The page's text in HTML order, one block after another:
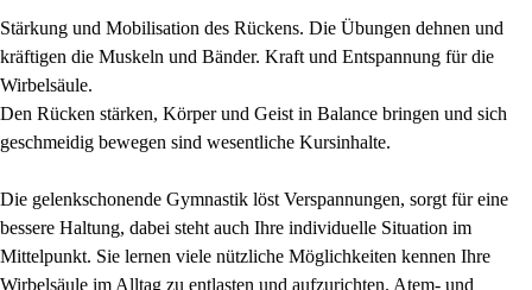
Stärkung und Mobilisation des Rückens. Die Übungen dehnen und
kräftigen die Muskeln und Bänder. Kraft und Entspannung für die
Wirbelsäule.
Den Rücken stärken, Körper und Geist in Balance bringen und sich
geschmeidig bewegen sind wesentliche Kursinhalte.
Die gelenkschonende Gymnastik löst Verspannungen, sorgt für eine
bessere Haltung, dabei steht auch Ihre individuelle Situation im
Mittelpunkt. Sie lernen viele nützliche Möglichkeiten kennen Ihre
Wirbelsäule im Alltag zu entlasten und aufzurichten. Atem- und